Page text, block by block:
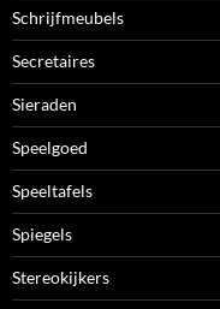
Schrijfmeubels
Secretaires
Sieraden
Speelgoed
Speeltafels
Spiegels
Stereokijkers